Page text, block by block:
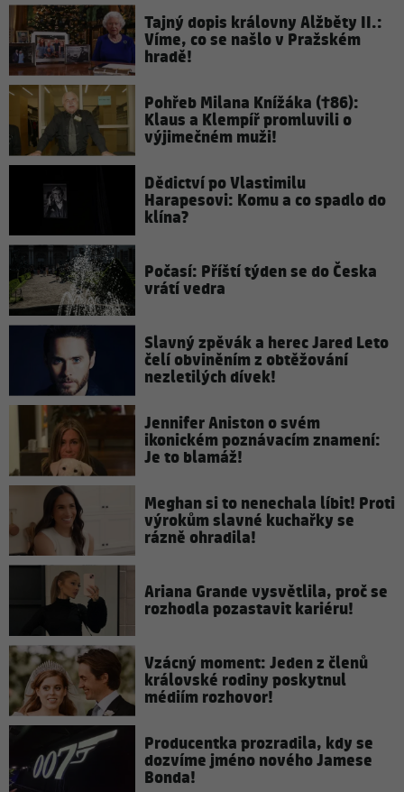
Tajný dopis královny Alžběty II.:
Víme, co se našlo v Pražském
hradě!
Pohřeb Milana Knížáka (†86):
Klaus a Klempíř promluvili o
výjimečném muži!
Dědictví po Vlastimilu
Harapesovi: Komu a co spadlo do
klína?
Počasí: Příští týden se do Česka
vrátí vedra
Slavný zpěvák a herec Jared Leto
čelí obviněním z obtěžování
nezletilých dívek!
Jennifer Aniston o svém
ikonickém poznávacím znamení:
Je to blamáž!
Meghan si to nenechala líbit! Proti
výrokům slavné kuchařky se
rázně ohradila!
Ariana Grande vysvětlila, proč se
rozhodla pozastavit kariéru!
Vzácný moment: Jeden z členů
královské rodiny poskytnul
médiím rozhovor!
Producentka prozradila, kdy se
dozvíme jméno nového Jamese
Bonda!